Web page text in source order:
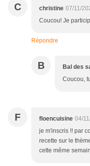
C christine 07/11/
Coucou! Je
Répondre
B Bal des
Coucou,
F floencuisine 04/
je m'inscris !! par
recette sur le
cette même